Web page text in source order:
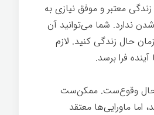
معتبر و موفق نیازی به
ندارد. شما می‌توانید آن
حال زندگی کنید. لازم
فرا برسد.
حال وقوع‌ست. ممکن‌ست
اما ماورایی‌ها معتقد